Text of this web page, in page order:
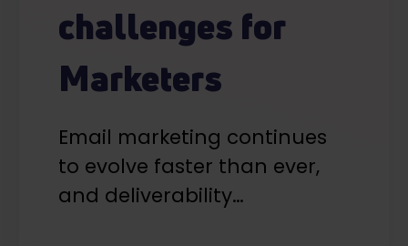
challenges for
Marketers
Email marketing continues
to evolve faster than ever,
and deliverability…